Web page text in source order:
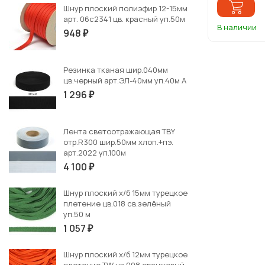
В наличии
Шнур плоский полиэфир 12-15мм
арт. 06с2341 цв. красный уп.50м
948 ₽
Резинка тканая шир.040мм
цв.черный арт.ЭЛ-40мм уп.40м А
1 296 ₽
Лента светоотражающая TBY
отр.R300 шир.50мм хлоп.+пэ.
арт.2022 уп.100м
4 100 ₽
Шнур плоский х/б 15мм турецкое
плетение цв.018 св.зелёный
уп.50 м
1 057 ₽
Шнур плоский х/б 12мм турецкое